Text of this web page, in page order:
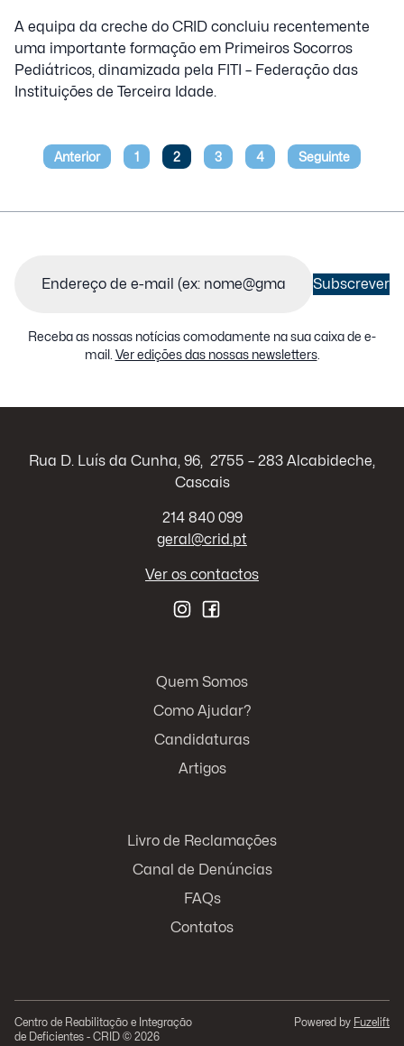
A equipa da creche do CRID concluiu recentemente
uma importante formação em Primeiros Socorros
Pediátricos, dinamizada pela FITI – Federação das
Instituições de Terceira Idade.
Paginação
dos
Anterior 1 2 3 4 Seguinte
Subscrever
Receba as nossas notícias comodamente na sua caixa de e-
mail. Ver edições das nossas newsletters.
Rua D. Luís da Cunha, 96, 2755 – 283 Alcabideche,
Cascais
214 840 099
geral@crid.pt
Ver os contactos
Quem Somos
Como Ajudar?
Candidaturas
Artigos
Livro de Reclamações
Canal de Denúncias
FAQs
Contatos
Centro de Reabilitação e Integração
de Deficientes - CRID © 2026
Powered by Fuzelift